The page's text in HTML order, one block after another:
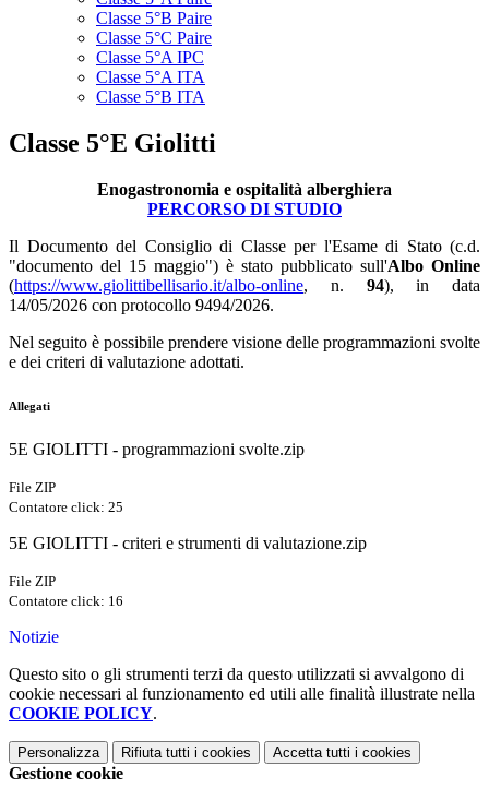
Classe 5°B Paire
Classe 5°C Paire
Classe 5°A IPC
Classe 5°A ITA
Classe 5°B ITA
Classe 5°E Giolitti
Enogastronomia e ospitalità alberghiera
PERCORSO DI STUDIO
Il Documento del Consiglio di Classe per l'Esame di Stato (c.d.
"documento del 15 maggio") è stato pubblicato sull'Albo Online
(https://www.giolittibellisario.it/albo-online, n. 94), in data
14/05/2026 con protocollo 9494/2026.
Nel seguito è possibile prendere visione delle programmazioni svolte
e dei criteri di valutazione adottati.
Allegati
5E GIOLITTI - programmazioni svolte.zip
File ZIP
Contatore click: 25
5E GIOLITTI - criteri e strumenti di valutazione.zip
File ZIP
Contatore click: 16
Notizie
Questo sito o gli strumenti terzi da questo utilizzati si avvalgono di
cookie necessari al funzionamento ed utili alle finalità illustrate nella
COOKIE POLICY.
Personalizza Rifiuta tutti i cookies Accetta tutti i cookies
Gestione cookie